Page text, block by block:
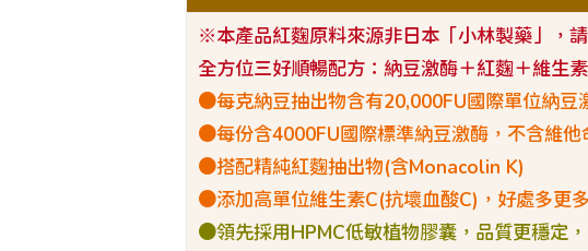
※本產品紅麴原料來源非日本「小林製藥」，
全方位三好順暢配方：納豆激酶＋紅麴＋維生
●每克納豆抽出物含有20,000FU國際單位納豆
●每份含4000FU國際標準納豆激酶，不含維他
●搭配精純紅麴抽出物(含Monacolin K)
●添加高單位維生素C(抗壞血酸C)，好處多更多
●領先採用HPMC低敏植物膠囊，品質更穩定